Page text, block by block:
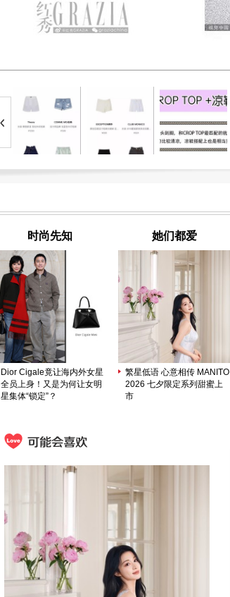
时尚先知
Dior Cigale竟让海内外女星
全员上身！又是为何让女明
星集体“锁定”？
她们都爱
繁星低语 心意相传 MANITO
2026 七夕限定系列甜蜜上
市